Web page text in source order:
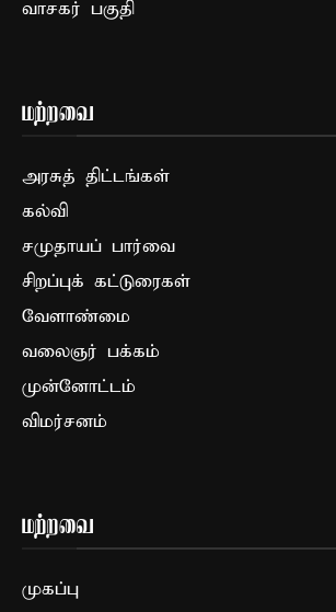
வாசகர் பகுதி
மற்றவை
அரசுத் திட்டங்கள்
கல்வி
சமுதாயப் பார்வை
சிறப்புக் கட்டுரைகள்
வேளாண்மை
வலைஞர் பக்கம்
முன்னோட்டம்
விமர்சனம்
மற்றவை
முகப்பு